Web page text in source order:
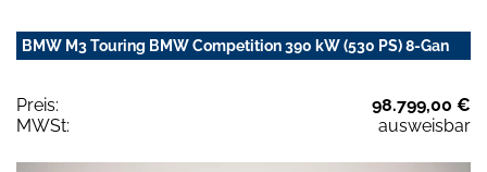
BMW M3 Touring BMW Competition 390 kW (530 PS) 8-Gan
Preis:
98.799,00 €
MWSt:
ausweisbar